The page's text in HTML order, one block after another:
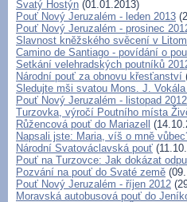
Svatý Hostýn (01.01.2013)
Pouť Nový Jeruzalém - leden 2013
Pouť Nový Jeruzalém - prosinec
Slavnost kněžského svěcení v
Camino de Santiago - povídání o
Setkání velehradských poutníků
Národní pouť za obnovu křesťanství
Sledujte mši svatou Mons. J.
Pouť Nový Jeruzalém - listopad 2012
Turzovka, výročí Poutního místa
Růžencová pouť do Mariazell
Napsali jste: Maria, víš o mně
Národní Svatováclavská pouť
Pouť na Turzovce: Jak dokázat
Pozvání na pouť do Svaté země
Pouť Nový Jeruzalém - říjen 2012
Moravská autobusová pouť do